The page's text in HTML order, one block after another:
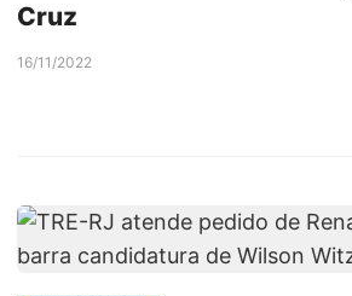
Cruz
16/11/2022